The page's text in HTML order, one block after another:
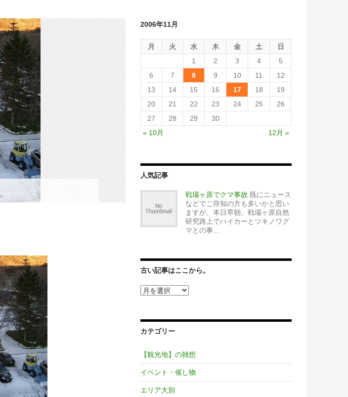
2006年11月
月 火 水 木 金 土
日
1
2 3 4
5
6
7 8 9 10 11
12
13
14 15 16 17 18
19
20
21 22 23 24 25
26
27
28 29
30
« 10月
12月 »
人気記事
戦場ヶ原でクマ事故 既にニュース
などでご存知の方も多いかと思い
ますが、本日早朝、戦場ヶ原自然
研究路上でハイカーとツキノワグ
マとの事...
古い記事はここから。
古
い
こ
か
ら。
カテゴリー
【観光地】の雑想
イベント・催し物
エリア大別